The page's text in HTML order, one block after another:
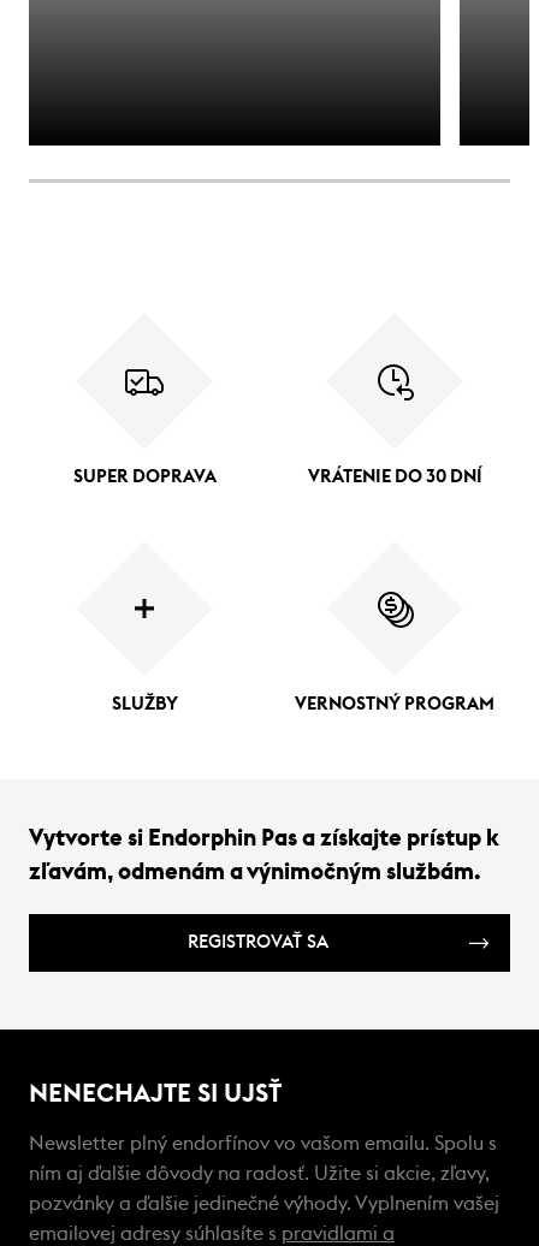
SUPER DOPRAVA VRÁTENIE DO 30 DNÍ
SLUŽBY VERNOSTNÝ PROGRAM
Vytvorte si Endorphin Pas a získajte prístup k
zľavám, odmenám a výnimočným službám.
REGISTROVAŤ SA
NENECHAJTE SI UJSŤ
Newsletter plný endorfínov vo vašom emailu. Spolu s
ním aj ďalšie dôvody na radosť. Užite si akcie, zľavy,
pozvánky a ďalšie jedinečné výhody. Vyplnením vašej
emailovej adresy súhlasíte s pravidlami a